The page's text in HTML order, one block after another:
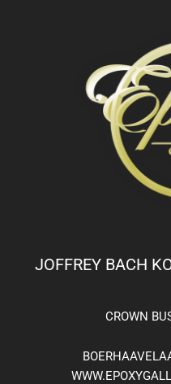
JOFFREY BACH
CROWN